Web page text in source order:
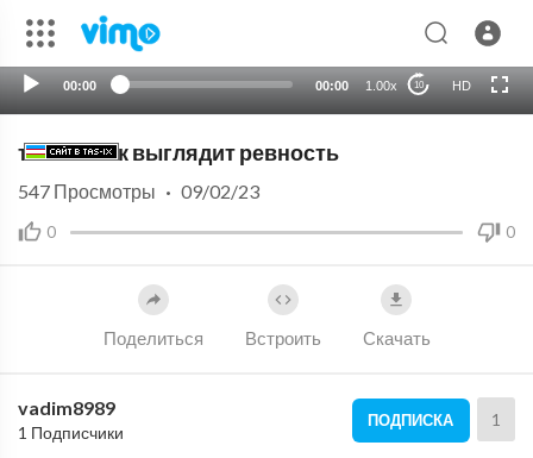
00:00 00:00 1.00x 10 HD
так вот как выглядит ревность
0 0
547 Просмотры · 09/02/23
Поделиться Встроить Скачать
vadim8989
1 Подписчики
ПОДПИСКА 1